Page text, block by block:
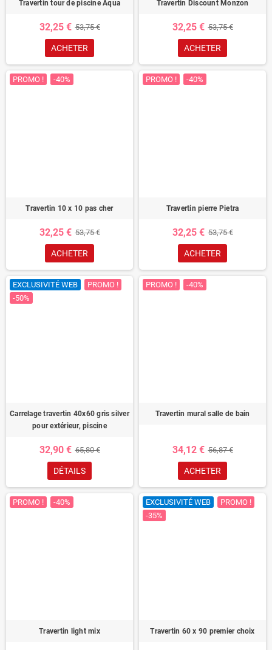
Travertin tour de piscine Aqua
32,25 € 53,75 €
ACHETER
Travertin Discount Monzon
32,25 € 53,75 €
ACHETER
PROMO ! -40%
Travertin 10 x 10 pas cher
32,25 € 53,75 €
ACHETER
PROMO ! -40%
Travertin pierre Pietra
32,25 € 53,75 €
ACHETER
EXCLUSIVITÉ WEB
PROMO !
-50%
Carrelage travertin 40x60 gris silver
pour extérieur, piscine
32,90 € 65,80 €
DÉTAILS
PROMO ! -40%
Travertin mural salle de bain
34,12 € 56,87 €
ACHETER
PROMO ! -40%
Travertin light mix
EXCLUSIVITÉ WEB
PROMO !
-35%
Travertin 60 x 90 premier choix